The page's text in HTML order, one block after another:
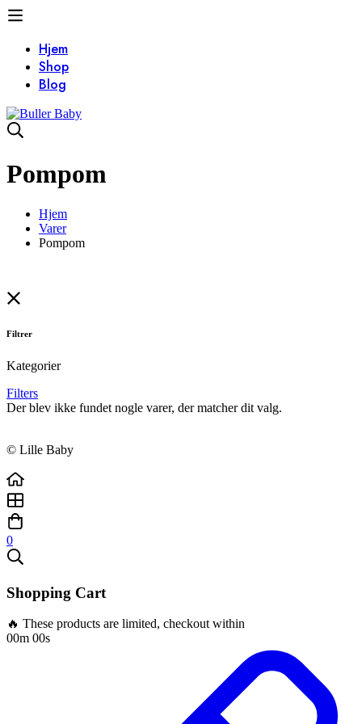
Hjem
Shop
Blog
Pompom
Hjem
Varer
Pompom
Filtrer
Kategorier
Filters
Der blev ikke fundet nogle varer, der matcher dit valg.
© Lille Baby
0
Shopping Cart
🔥 These products are limited, checkout within
00m 00s